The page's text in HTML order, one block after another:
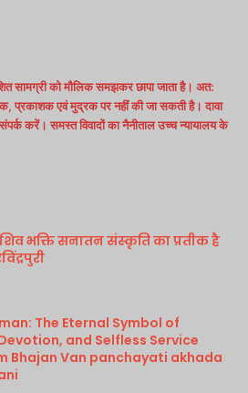
सामग्री को मौलिक समझकर छापा जाता है। अत:
प्रकाशक एवं मुद्रक पर नहीं की जा सकती है। दावा
करें। समस्त विवादों का नैनीताल उच्च न्यायालय के
भक्ति सनातन संस्कृति का प्रतीक है
The Eternal Symbol of
and Selfless Service
Bhajan Van panchayati akhada